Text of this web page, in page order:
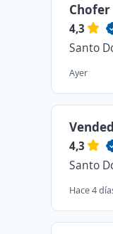
Chofer
4,3
Santo
Ayer
4,3
Santo
Hace 4